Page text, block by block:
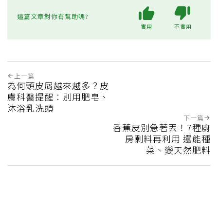
這篇文章對你有幫助嗎?
實用 不實用
上一篇
為何頭皮屑越來越多？皮
膚科醫提醒：別用肥皂、
沐浴乳洗頭
下一篇
香蕉皮別急著丟！7種廚
房剩料再利用 還能種
菜、變天然肥料